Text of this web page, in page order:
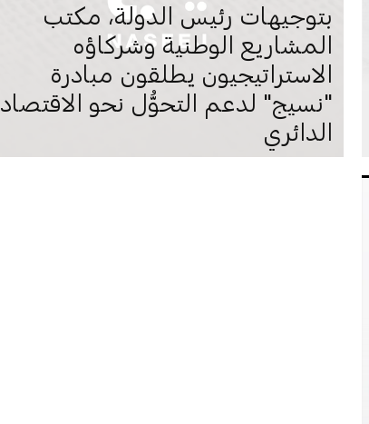
بتوجيهات رئيس الدولة، مكتب
المشاريع الوطنية وشركاؤه
الاستراتيجيون يطلقون مبادرة
"نسيج" لدعم التحوُّل نحو الاقتصاد
الدائري